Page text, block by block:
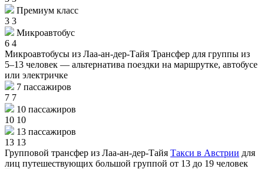
Премиум класс
3 3
Микроавтобус
6 4
Микроавтобусы из Лаа-ан-дер-Тайя Трансфер для группы из
5–13 человек — альтернатива поездки на маршрутке, автобусе
или электричке
7 пассажиров
7 7
10 пассажиров
10 10
13 пассажиров
13 13
Групповой трансфер из Лаа-ан-дер-Тайя Такси в Австрии для
лиц путешествующих большой группой от 13 до 19 человек